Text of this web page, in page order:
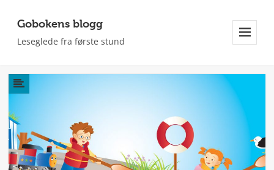
Gobokens blogg
Leseglede fra første stund
Widgeter